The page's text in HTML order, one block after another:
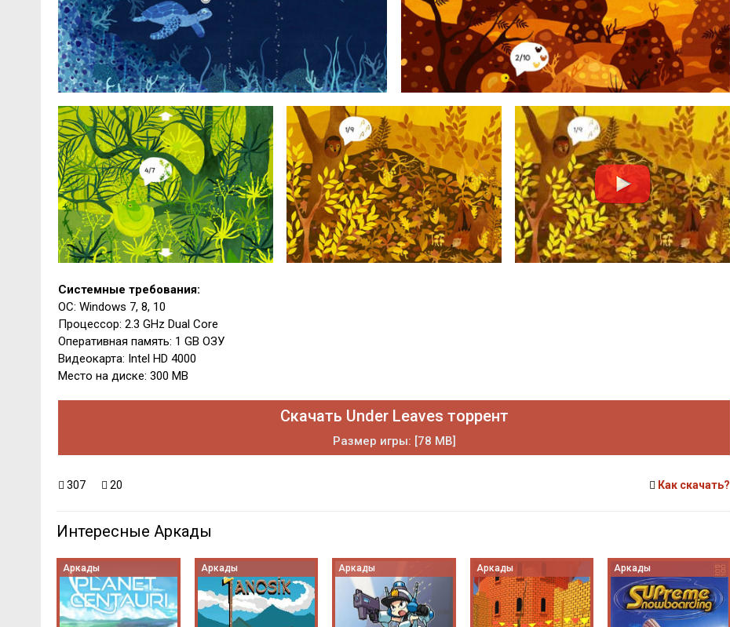
Системные требования:
ОС: Windows 7, 8, 10
Процессор: 2.3 GHz Dual Core
Оперативная память: 1 GB ОЗУ
Видеокарта: Intel HD 4000
Место на диске: 300 MB
Скачать Under Leaves торрент
Размер игры: [78 MB]
307 20 Как скачать?
Интересные Аркады
Аркады Аркады Аркады Аркады Аркады